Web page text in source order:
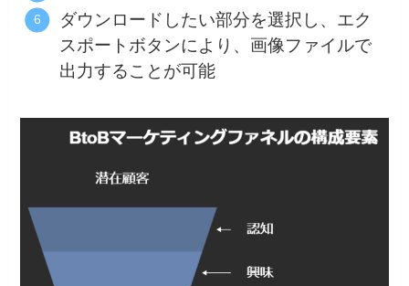
ダウンロードしたい部分を選択し、エク
スポートボタンにより、画像ファイルで
出力することが可能